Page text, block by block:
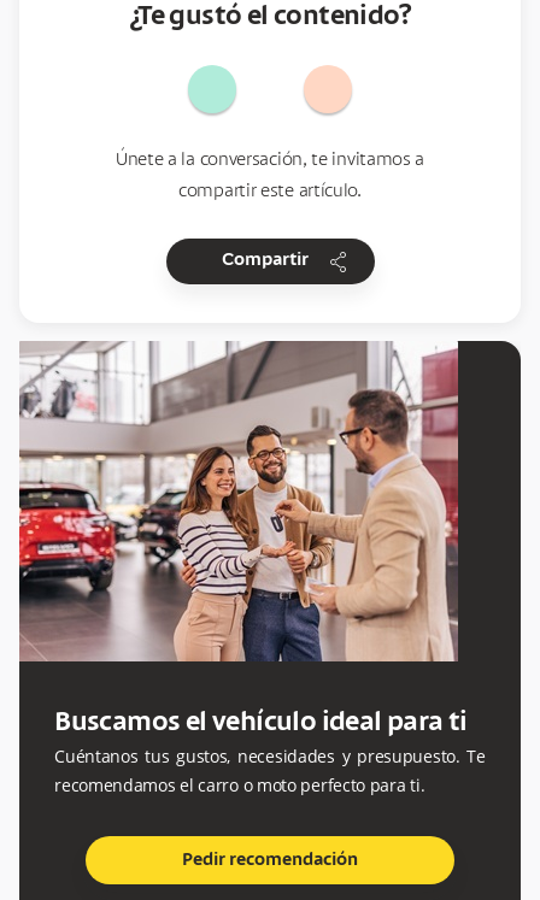
¿Te gustó el contenido?
Únete a la conversación, te invitamos a
compartir este artículo.
Compartir share
Buscamos el vehículo ideal para ti
Cuéntanos tus gustos, necesidades y presupuesto. Te
recomendamos el carro o moto perfecto para ti.
Pedir recomendación